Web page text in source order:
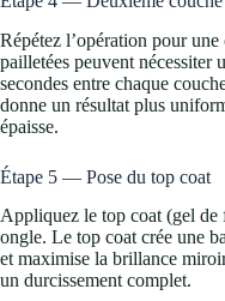
Répétez l’opération pour
pailletées peuvent nécessiter
secondes entre chaque
donne un résultat plus
épaisse.
Étape 5 — Pose du top coat
Appliquez le top coat (gel de
ongle. Le top coat crée une
et maximise la brillance
un durcissement complet.